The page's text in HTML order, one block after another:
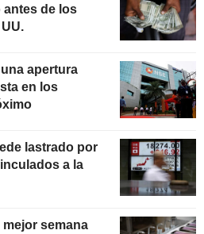
antes de los
apertura
en los
lastrado por
a la
mejor semana